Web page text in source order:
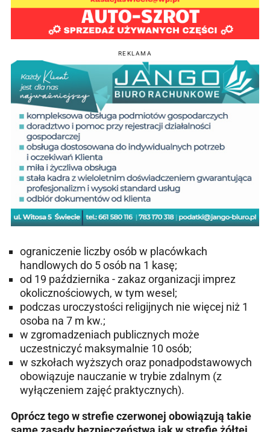
REKLAMA
ograniczenie liczby osób w placówkach
handlowych do 5 osób na 1 kasę;
od 19 października - zakaz organizacji imprez
okolicznościowych, w tym wesel;
podczas uroczystości religijnych nie więcej niż 1
osoba na 7 m kw.;
w zgromadzeniach publicznych może
uczestniczyć maksymalnie 10 osób;
w szkołach wyższych oraz ponadpodstawowych
obowiązuje nauczanie w trybie zdalnym (z
wyłączeniem zajęć praktycznych).
Oprócz tego w strefie czerwonej obowiązują takie